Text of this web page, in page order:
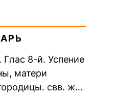
8-й. Успение
матери
свв. жен